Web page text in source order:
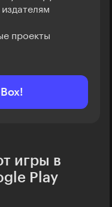
проекты
игры в
Play